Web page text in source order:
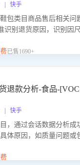
| 快手
包类目商品售后相关问
识别退货原因，识别因
品或服务，实现销售额
已售1690+
退款分析-食品-
| 快手
，通过会话数据分析成
体原因，如质量问题或
升售后效率。